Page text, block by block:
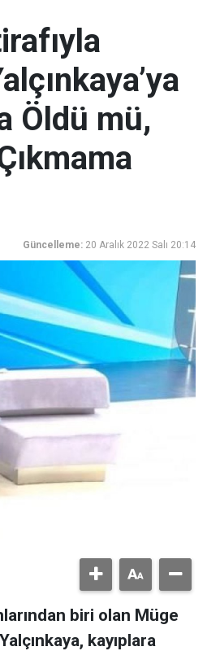
Öldü mü,
Güncelleme: 20 Aralık 2022 Salı 20:14
biri olan Müge
kayıplara